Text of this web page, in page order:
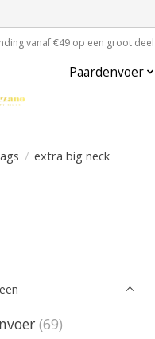
vanaf €49 op een groot
Paardenvoer
/ extra big neck
(69)